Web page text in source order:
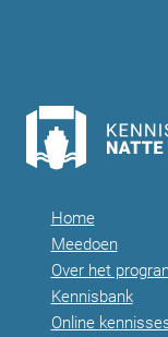
Home
Meedoen
Over het
Kennisbank
Online